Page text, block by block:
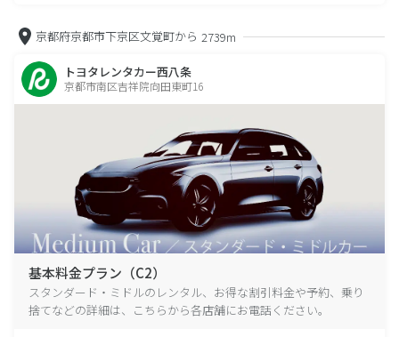
京都府京都市下京区文覚町から 2739m
トヨタレンタカー西八条
京都市南区吉祥院向田東町16
基本料金プラン（C2）
スタンダード・ミドルのレンタル、お得な割引料金や予約、乗り
捨てなどの詳細は、こちらから各店舗にお電話ください。